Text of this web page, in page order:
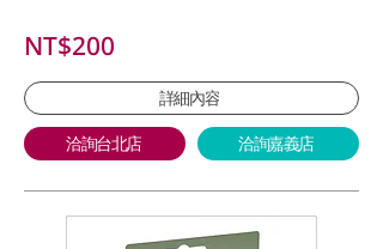
NT$200
詳細內容
洽詢台北店 洽詢嘉義店